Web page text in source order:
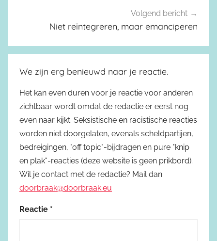
Volgend bericht
Niet reïntegreren, maar emanciperen
We zijn erg benieuwd naar je reactie.
Het kan even duren voor je reactie voor anderen
zichtbaar wordt omdat de redactie er eerst nog
even naar kijkt. Seksistische en racistische reacties
worden niet doorgelaten, evenals scheldpartijen,
bedreigingen, "off topic"-bijdragen en pure "knip
en plak"-reacties (deze website is geen prikbord).
Wil je contact met de redactie? Mail dan:
doorbraak@doorbraak.eu
Reactie *